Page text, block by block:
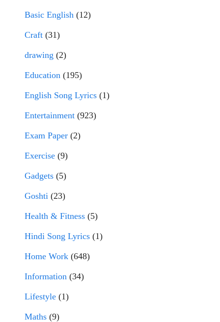
Basic English (12)
Craft (31)
drawing (2)
Education (195)
English Song Lyrics (1)
Entertainment (923)
Exam Paper (2)
Exercise (9)
Gadgets (5)
Goshti (23)
Health & Fitness (5)
Hindi Song Lyrics (1)
Home Work (648)
Information (34)
Lifestyle (1)
Maths (9)